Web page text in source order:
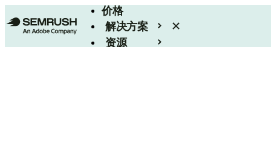
价格
解决方案
资源